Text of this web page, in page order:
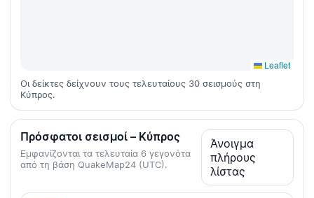
Leaflet
Οι δείκτες δείχνουν τους τελευταίους 30 σεισμούς στη
Κύπρος.
Πρόσφατοι σεισμοί – Κύπρος
Εμφανίζονται τα τελευταία 6 γεγονότα
από τη βάση QuakeMap24 (UTC).
Άνοιγμα
πλήρους
λίστας